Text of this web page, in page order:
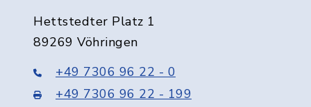
Hettstedter Platz 1
89269 Vöhringen
+49 7306 96 22 - 0
+49 7306 96 22 - 199